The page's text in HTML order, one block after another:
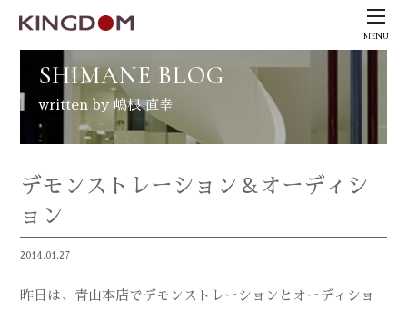
MENU
SHIMANE BLOG
written by 嶋根 直幸
デモンストレーション＆オーディシ
ョン
2014.01.27
昨日は、青山本店でデモンストレーションとオーディショ